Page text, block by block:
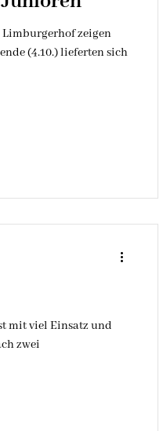
Limburgerhof zeigen
(4.10.) lieferten sich
mit viel Einsatz und
zwei